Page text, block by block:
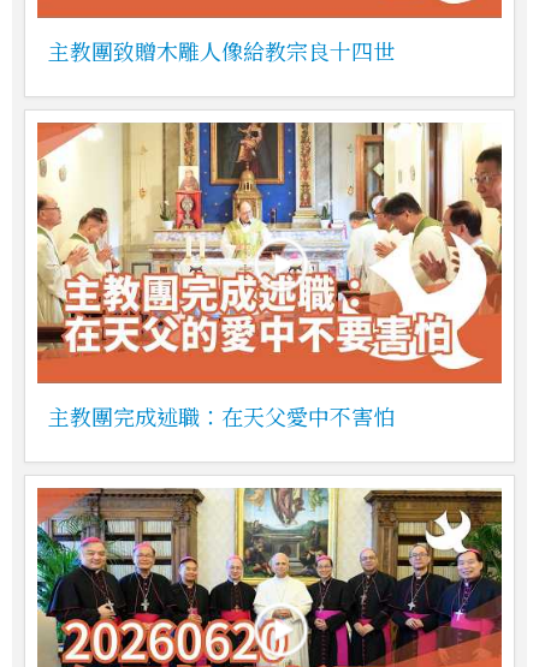
主教團致贈木雕人像給教宗良十四世
主教團完成述職：在天父愛中不害怕